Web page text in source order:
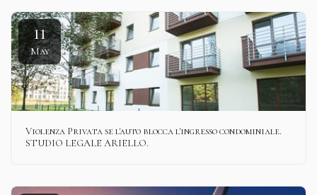
11
May
Violenza Privata se l'auto blocca l'ingresso condominiale.
STUDIO LEGALE ARIELLO.